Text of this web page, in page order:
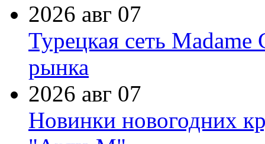
2026 авг 07
Турецкая сеть Madame
рынка
2026 авг 07
Новинки новогодних